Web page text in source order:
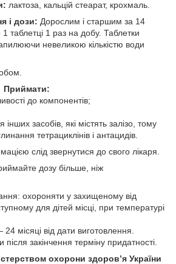
лактоза, кальцій стеарат, крохмаль.
і дози: Дорослим і старшим за 14
таблетці 1 раз на добу. Таблетки
невеликою кількістю води
Приймати:
до компонентів;
інших засобів, які містять залізо, тому
тетрациклінів і антацидів.
слід звернутися до свого лікаря.
дозу більше, ніж
охороняти у захищеному від
для дітей місці, при температурі
місяці від дати виготовлення.
закінчення терміну придатності.
охорони здоров’я України